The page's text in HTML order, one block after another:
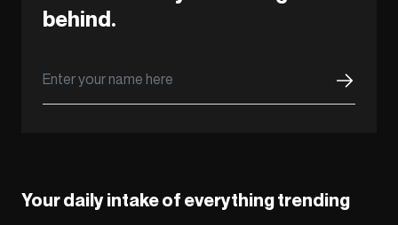
behind.
Your daily intake of everything trending